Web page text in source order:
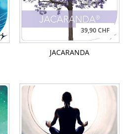
39,90 CHF
JACARANDA